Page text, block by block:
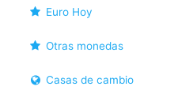
Euro Hoy
Otras monedas
Casas de cambio